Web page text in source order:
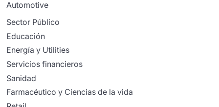
Automotive
Sector Público
Educación
Energía y Utilities
Servicios financieros
Sanidad
Farmacéutico y Ciencias de la vida